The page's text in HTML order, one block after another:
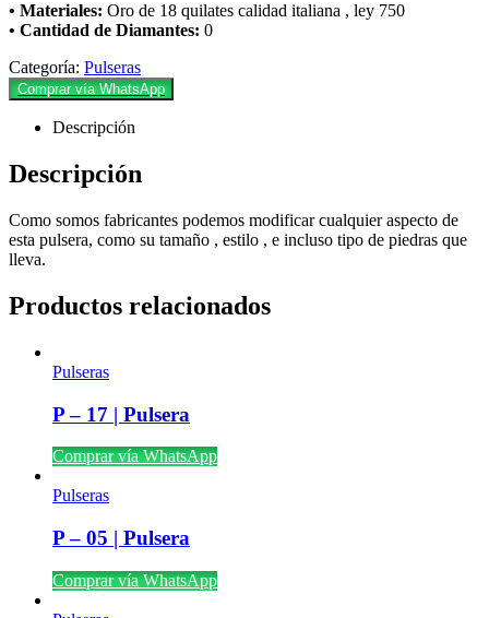
• Materiales: Oro de 18 quilates calidad italiana , ley 750
• Cantidad de Diamantes: 0
Categoría: Pulseras
Comprar vía WhatsApp
Descripción
Descripción
Como somos fabricantes podemos modificar cualquier aspecto de
esta pulsera, como su tamaño , estilo , e incluso tipo de piedras que
lleva.
Productos relacionados
Pulseras
P – 17 | Pulsera
Comprar vía WhatsApp
Pulseras
P – 05 | Pulsera
Comprar vía WhatsApp